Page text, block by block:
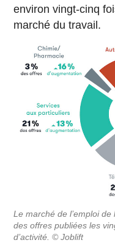
environ vingt-cinq
marché du travail.
Le marché de l’emploi
des offres publiées les
d’activité. © Joblift